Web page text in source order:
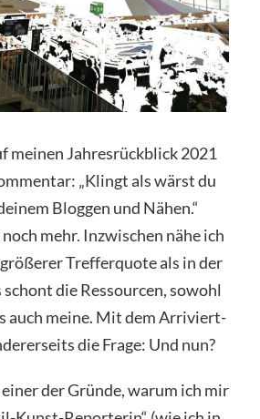
meinen Jahresrückblick 2021
„Klingt als wärst du
Bloggen und Nähen.“
mehr. Inzwischen nähe ich
Trefferquote als in der
die Ressourcen, sowohl
auch meine. Mit dem Arriviert-
die Frage: Und nun?
der Gründe, warum ich mir